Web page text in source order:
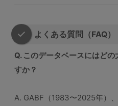
よくある質問（FAQ）
Q. このデータベースにはど
すか？
A. GABF（1983〜2025年）